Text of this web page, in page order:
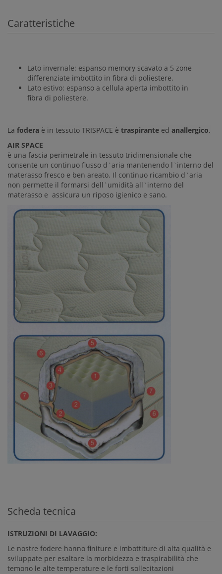
Caratteristiche
Lato invernale: espanso memory scavato a 5 zone
differenziate imbottito in fibra di poliestere.
Lato estivo: espanso a cellula aperta imbottito in
fibra di poliestere.
La fodera è in tessuto TRISPACE è traspirante ed anallergico.
AIR SPACE
è una fascia perimetrale in tessuto tridimensionale che
consente un continuo flusso d`aria mantenendo l`interno del
materasso fresco e ben areato. Il continuo ricambio d`aria
non permette il formarsi dell`umidità all`interno del
materasso e assicura un riposo igienico e sano.
Scheda tecnica
ISTRUZIONI DI LAVAGGIO:
Le nostre fodere hanno finiture e imbottiture di alta qualità e
sviluppate per esaltare la morbidezza e traspirabilità che
temono le alte temperature e le forti sollecitazioni